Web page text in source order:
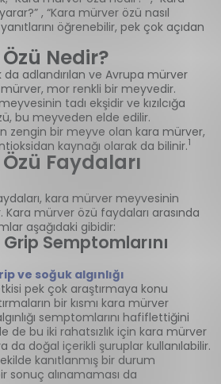
, “Kara mürver özü nasıl
öğrenebilir, pek çok açıdan
Nedir?
adlandırılan ve Avrupa mürver
mor renkli bir meyvedir.
tadı ekşidir ve kızılcığa
bu meyveden elde edilir.
zengin bir meyve olan kara mürver,
kaynağı olarak da bilinir.1
Faydaları
kara mürver meyvesinin
Kara mürver özü faydaları arasında
aşağıdaki gibidir:
Grip Semptomlarını
ve soğuk algınlığı
pek çok araştırmaya konu
bir kısmı kara mürver
semptomlarını hafiflettiğini
de bu iki rahatsızlık için kara mürver
da doğal içerikli şuruplar kullanılabilir.
kanıtlanmış bir durum
sonuç alınamaması da